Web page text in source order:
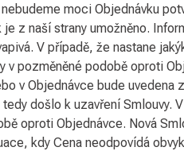
moci Objednávku
z naší strany umožněno.
V případě, že nastane
v pozměněné podobě oproti
v Objednávce bude
došlo k uzavření Smlouvy.
oproti Objednávce. Nová
kdy Cena neodpovídá